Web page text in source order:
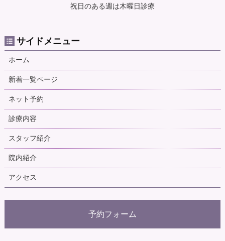
祝日のある週は木曜日診療
サイドメニュー
ホーム
新着一覧ページ
ネット予約
診療内容
スタッフ紹介
院内紹介
アクセス
予約フォーム